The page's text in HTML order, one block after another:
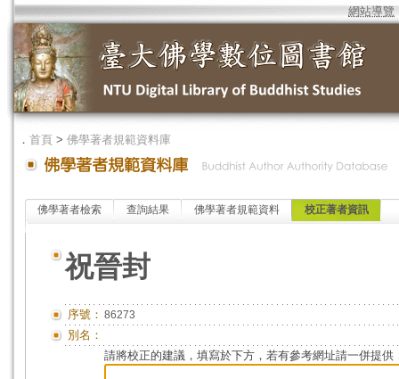
網站導覽
． 首頁 > 佛學著者規範資料庫
佛學著者檢索 查詢結果 佛學著者規範資料 校正著者資訊
祝晉封
序號： 86273
別名：
請將校正的建議，填寫於下方，若有參考網址請一併提供